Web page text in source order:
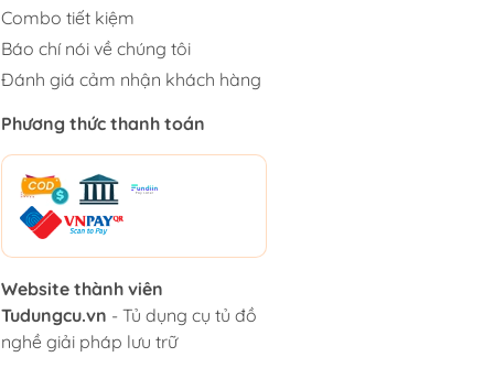
Combo tiết kiệm
Báo chí nói về chúng tôi
Đánh giá cảm nhận khách hàng
Phương thức thanh toán
Website thành viên
Tudungcu.vn - Tủ dụng cụ tủ đồ
nghề giải pháp lưu trữ